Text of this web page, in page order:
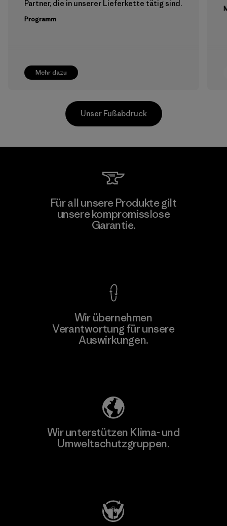
Mehr dazu
Partner, die in unserer Lieferkette tätig sind.
Programm
Singtex Industrial
Material-supplier
Unser Fußabdruck
Für all unsere Produkte gilt
unsere kompromisslose
Garantie.
Wir übernehmen
Verantwortung für unsere
Auswirkungen.
Wir unterstützen Klima- und
Umweltschutzgruppen.